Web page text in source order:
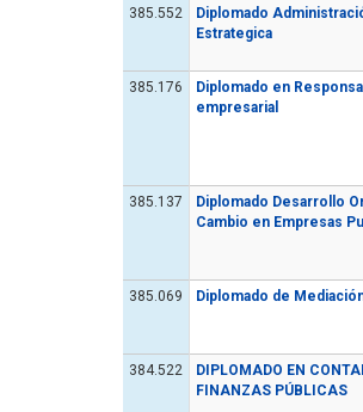
385.552
Diplomado
Estrategica
385.176
Diplomado en
empresarial
385.137
Diplomado Desarrollo
Cambio en Empresas
385.069 Diplomado de
384.522
DIPLOMADO EN
FINANZAS PÚBLICAS